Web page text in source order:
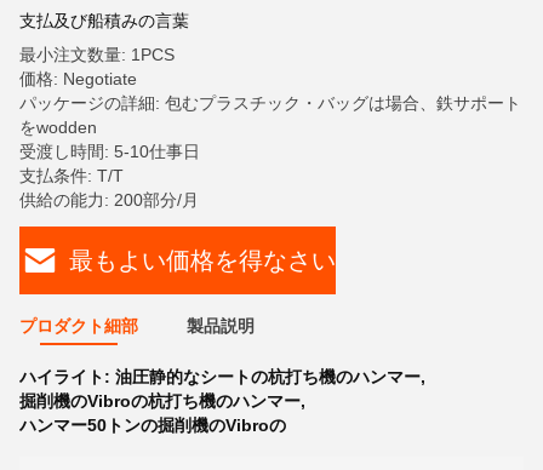
支払及び船積みの言葉
最小注文数量: 1PCS
価格: Negotiate
パッケージの詳細: 包むプラスチック・バッグは場合、鉄サポート
をwodden
受渡し時間: 5-10仕事日
支払条件: T/T
供給の能力: 200部分/月
最もよい価格を得なさい
プロダクト細部 製品説明
ハイライト: 油圧静的なシートの杭打ち機のハンマー,
掘削機のVibroの杭打ち機のハンマー,
ハンマー50トンの掘削機のVibroの